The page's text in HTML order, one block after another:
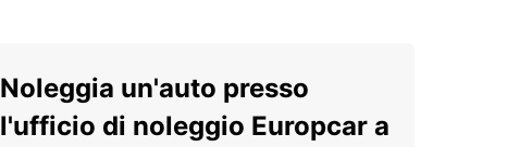
Noleggia un'auto presso
l'ufficio di noleggio Europcar a